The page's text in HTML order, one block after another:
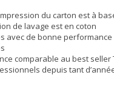
du carton est à
de lavage est en coton
avec de bonne performance
comparable au best seller
depuis tant